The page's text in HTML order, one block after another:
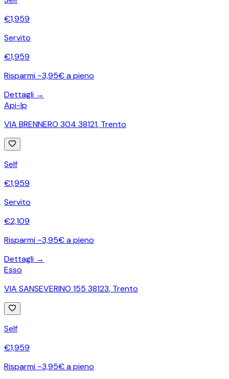
€1,959
Servito
€1,959
Risparmi ~3,95€ a pieno
Dettagli →
Api-Ip
VIA BRENNERO 304 38121, Trento
Self
€1,959
Servito
€2,109
Risparmi ~3,95€ a pieno
Dettagli →
Esso
VIA SANSEVERINO 155 38123, Trento
Self
€1,959
Risparmi ~3,95€ a pieno